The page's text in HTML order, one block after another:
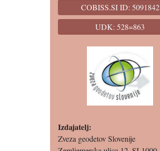
COBISS.SI ID: 5091842
UDK: 528=863
Izdajatelj:
Zveza geodetov Slovenije